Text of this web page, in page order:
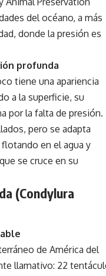
del océano, a más
donde la presión es
profunda
tiene una apariencia
a la superficie, su
por la falta de presión.
pero se adapta
en el agua y
se cruce en su
(Condylura
de América del
llamativo: 22